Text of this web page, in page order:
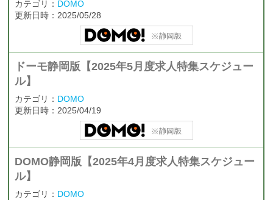
カテゴリ： DOMO
更新日時：2025/05/28
ドーモ静岡版【2025年5月度求人特集スケジュー
ル】
カテゴリ： DOMO
更新日時：2025/04/19
DOMO静岡版【2025年4月度求人特集スケジュー
ル】
カテゴリ： DOMO